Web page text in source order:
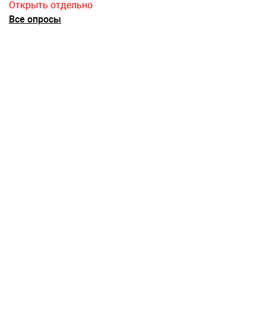
Открыть отдельно
Все опросы